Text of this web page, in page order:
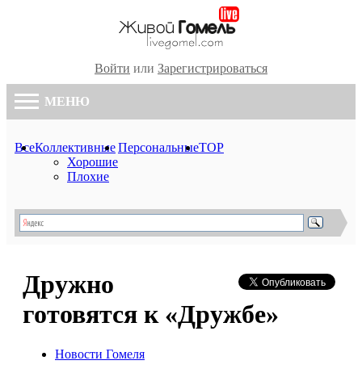
Войти или Зарегистрироваться
МЕНЮ
ВсеКоллективные
Хорошие
Плохие
ПерсональныеTOP
Дружно
готовятся к «Дружбе»
Новости Гомеля